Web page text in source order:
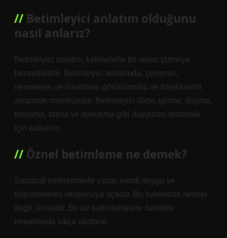
Betimleyici anlatım olduğunu
nasıl anlarız?
Betimleyici anlatım, kelimelerle bir resim çizmeye
benzetilebilir. Betimleyici anlatımda, çevrenin,
nesnelerin ve insanların görünümünü ve özelliklerini
aktarmak mümkündür. Betimleyici ifade, görme, duyma,
koklama, tatma ve dokunma gibi duyguları aktarmak
için kullanılır.
Öznel betimleme ne demek?
Sanatsal betimlemede yazar, kendi duygu ve
düşüncelerini okuyucuya açıklar. Bu bakımdan nesnel
değil, özneldir. Bu tür betimlemelere özellikle
romanlarda sıkça rastlanır.